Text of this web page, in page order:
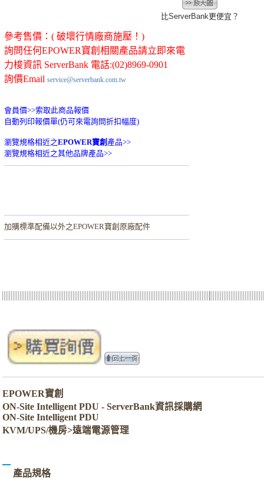
比ServerBank更便宜？
參考售價：( 破壞行情廠商施壓！)
詢問任何EPOWER寶創相關產品請立即來電
力梭資訊 ServerBank 電話:(02)8969-0901
詢價Email service@serverbank.com.tw
會員價>>索取此商品報價
自動列印報價單(仍可來電詢問折扣幅度)
瀏覽規格相近之EPOWER寶創 產品>>
瀏覽規格相近之其他品牌產品>>
加購標準配備以外之EPOWER寶創原廠配件
EPOWER寶創
ON-Site Intelligent PDU - ServerBank資訊採購網
ON-Site Intelligent PDU
KVM/UPS/機房>遠端電源管理
產品規格